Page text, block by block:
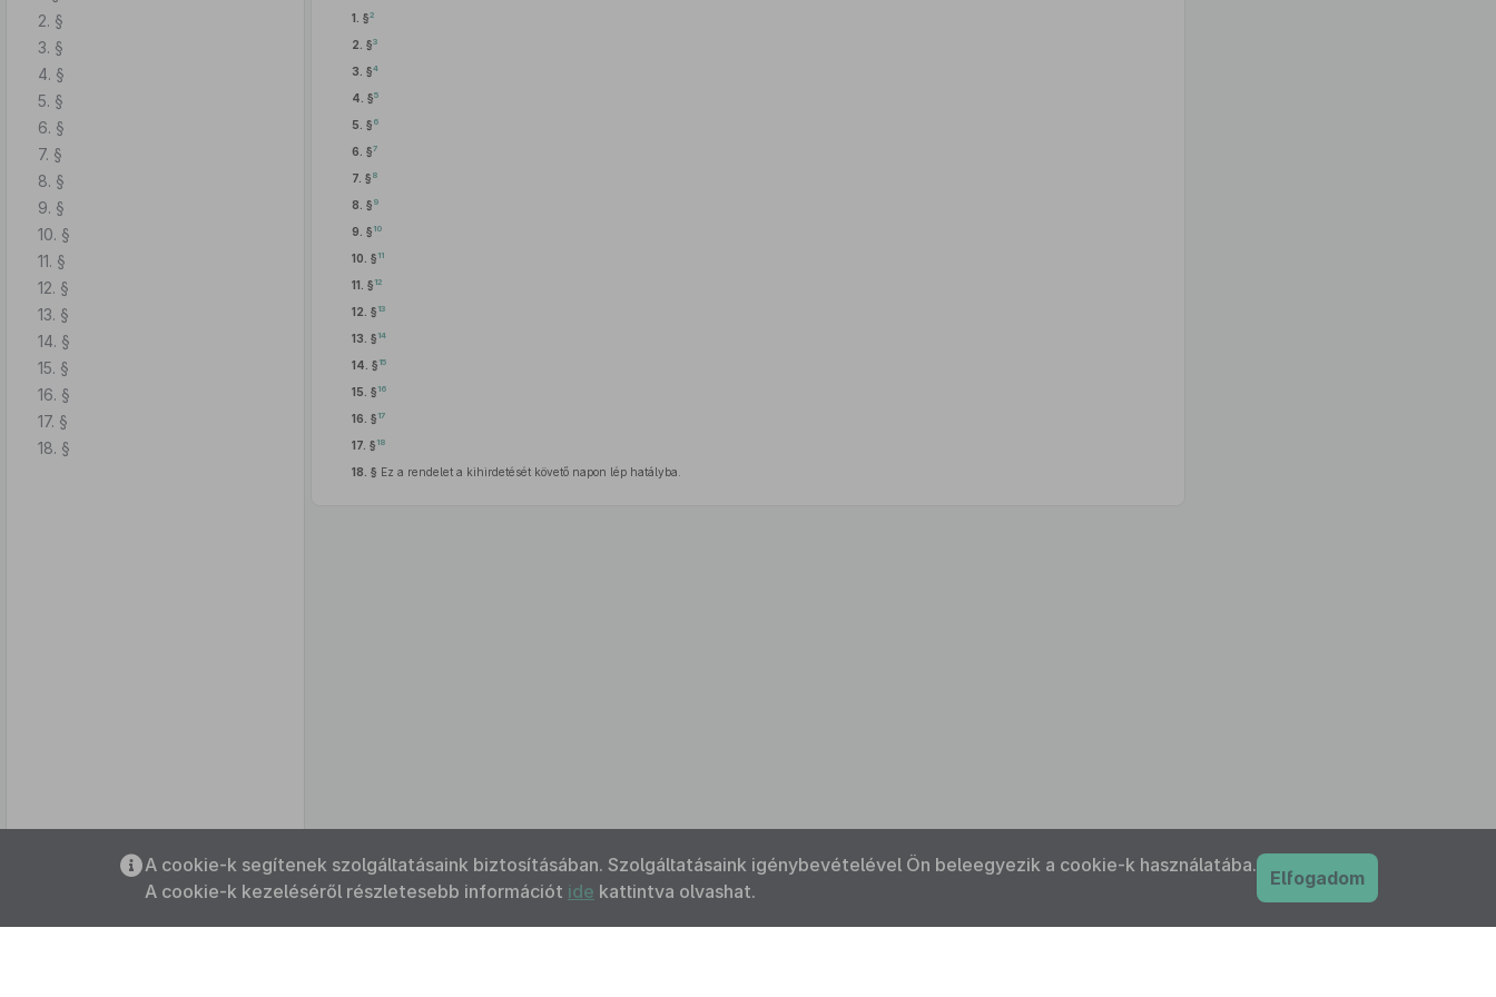
2. §
3. §
4. §
5. §
6. §
7. §
8. §
9. §
10. §
11. §
12. §
13. §
14. §
15. §
16. §
17. §
18. §
Az oldalmenübe visszatéréshez
ALT + S billentyűket.
1. §2
2. §3
3. §4
4. §5
5. § 6
6. §7
7. § 8
8. § 9
9. § 10
10. § 11
11. § 12
12. § 13
13. § 14
14. § 15
15. § 16
16. § 17
17. § 18
18. § Ez a rendelet a kihirdetését követő napon lép hatályba.
A cookie-k segítenek szolgáltatásaink biztosításában. Szolgáltatásaink igénybevételével Ön beleegyezik a cookie-k használatába.
A cookie-k kezeléséről részletesebb információt ide kattintva olvashat.
Elfogadom